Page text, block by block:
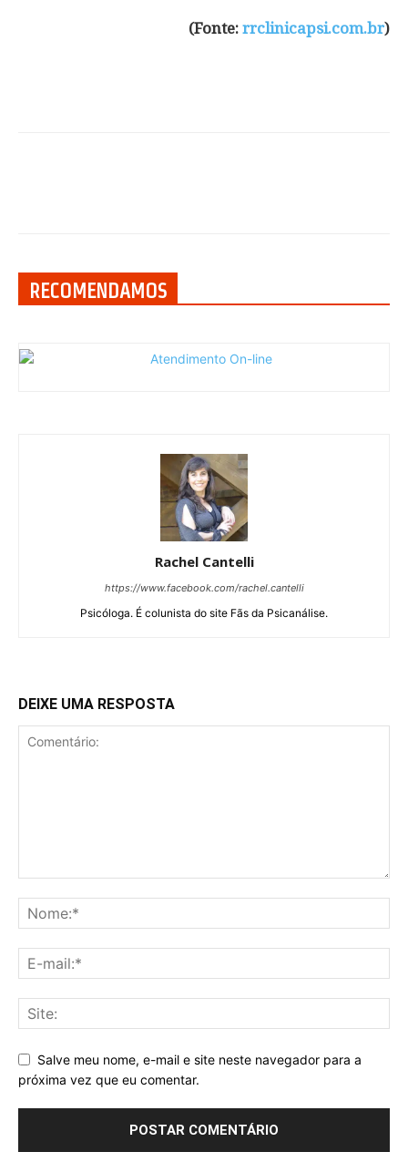
(Fonte: rrclinicapsi.com.br)
RECOMENDAMOS
Rachel Cantelli
https://www.facebook.com/rachel.cantelli
Psicóloga. É colunista do site Fãs da Psicanálise.
DEIXE UMA RESPOSTA
Salve meu nome, e-mail e site neste navegador para a
próxima vez que eu comentar.